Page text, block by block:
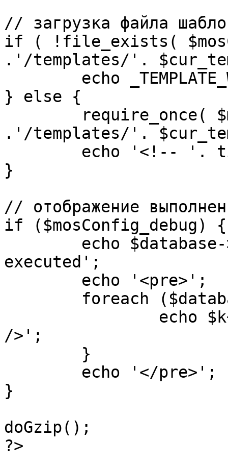
// загрузка файла
if ( !file_exists(
.'/templates/'.
} else {
.'/templates/'.
}
// отображение
if ($mosConfig_debug) {
executed';
/>';
}
doGzip();
?>